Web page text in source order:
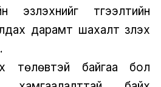
эзлэхүүнийг түгээлтийн
дарамт шахалт үзүүлэх
төлөвтэй байгаа бол